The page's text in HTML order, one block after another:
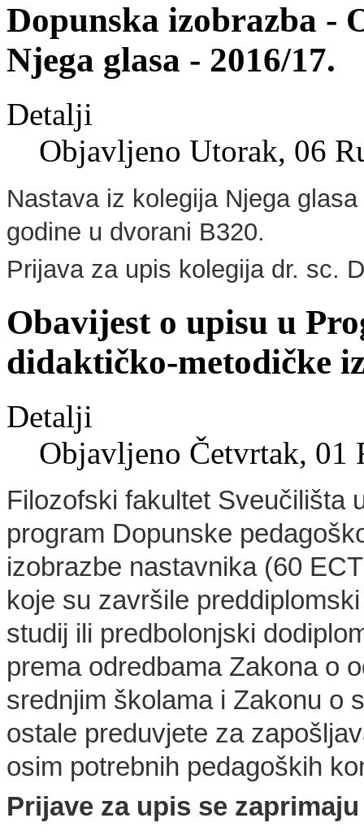
Dopunska izobrazba -
Njega glasa - 2016/17.
Detalji
Objavljeno Utorak, 06
Nastava iz kolegija Njega
godine u dvorani B320.
Prijava za upis kolegija dr. sc.
Obavijest o upisu u
didaktičko-metodičke
Detalji
Objavljeno Četvrtak, 01
Filozofski fakultet Sveučilišta
program Dopunske
izobrazbe nastavnika (60
koje su završile
studij ili predbolonjski
prema odredbama Zakona o
srednjim školama i Zakonu o
ostale preduvjete za
osim potrebnih pedagoških
Prijave za upis se